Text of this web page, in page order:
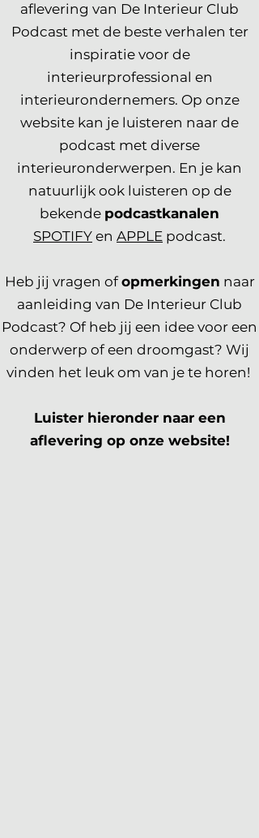
aflevering van De Interieur Club
Podcast met de beste verhalen ter
inspiratie voor de
interieurprofessional en
interieurondernemers. Op onze
website kan je luisteren naar de
podcast met diverse
interieuronderwerpen. En je kan
natuurlijk ook luisteren op de
bekende podcastkanalen
SPOTIFY en APPLE podcast.
Heb jij vragen ofopmerkingen naar
aanleiding van De Interieur Club
Podcast? Of heb jij een idee voor een
onderwerp of een droomgast? Wij
vinden het leuk om van je te horen!
Luister hieronder naar een
aflevering op onze website!